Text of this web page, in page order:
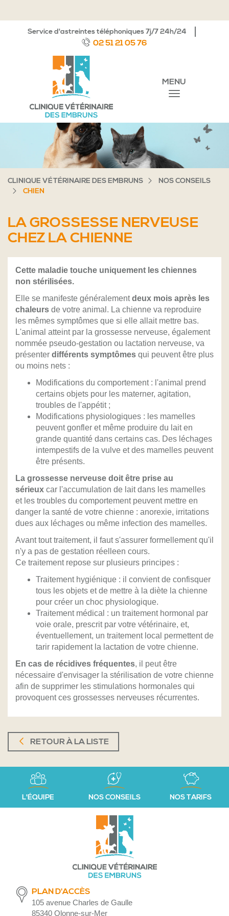
MENU
Service d'astreintes téléphoniques 7j/7 24h/24
02 51 21 05 76
CLINIQUE VÉTÉRINAIRE DES EMBRUNS
NOS CONSEILS
CHIEN
LA GROSSESSE NERVEUSE
CHEZ LA CHIENNE
Cette maladie touche uniquement les chiennes
non stérilisées.
Elle se manifeste généralementdeux mois après les
chaleurs de votre animal. La chienne va reproduire
les mêmes symptômes que si elle allait mettre bas.
L'animal atteint par la grossesse nerveuse, également
nommée pseudo-gestation ou lactation nerveuse, va
présenter différents symptômes qui peuvent être plus
ou moins nets :
Modifications du comportement : l'animal prend
certains objets pour les materner, agitation,
troubles de l'appétit ;
Modifications physiologiques : les mamelles
peuvent gonfler et même produire du lait en
grande quantité dans certains cas. Des léchages
intempestifs de la vulve et des mamelles peuvent
être présents.
La grossesse nerveuse doit être prise au
sérieux car l'accumulation de lait dans les mamelles
et les troubles du comportement peuvent mettre en
danger la santé de votre chienne : anorexie, irritations
dues aux léchages ou même infection des mamelles.
Avant tout traitement, il faut s'assurer formellement qu'il
n'y a pas de gestation réelleen cours.
Ce traitement repose sur plusieurs principes :
Traitement hygiénique : il convient de confisquer
tous les objets et de mettre à la diète la chienne
pour créer un choc physiologique.
Traitement médical : un traitement hormonal par
voie orale, prescrit par votre vétérinaire, et,
éventuellement, un traitement local permettent de
tarir rapidement la lactation de votre chienne.
En cas de récidives fréquentes, il peut être
nécessaire d'envisager la stérilisation de votre chienne
afin de supprimer les stimulations hormonales qui
provoquent ces grossesses nerveuses récurrentes.
RETOUR À LA LISTE
L'ÉQUIPE NOS CONSEILS NOS TARIFS
PLAN D'ACCÈS
105 avenue Charles de Gaulle
85340 Olonne-sur-Mer